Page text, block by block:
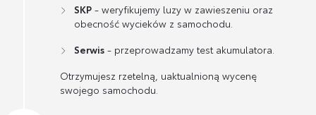
SKP - weryfikujemy luzy w zawieszeniu oraz
obecność wycieków z samochodu.
Serwis - przeprowadzamy test akumulatora.
Otrzymujesz rzetelną, uaktualnioną wycenę
swojego samochodu.